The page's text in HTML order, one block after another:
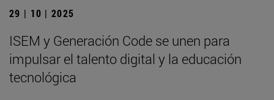
29 | 10 | 2025
ISEM y Generación Code se unen para
impulsar el talento digital y la educación
tecnológica